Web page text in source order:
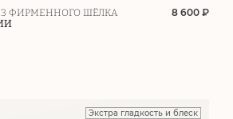
ФИРМЕННОГО ШЁЛКА
8 600 ₽
Экстра гладкость и блеск